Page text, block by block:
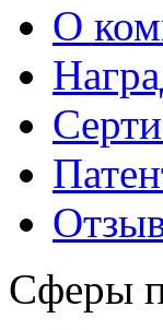
О
Сферы